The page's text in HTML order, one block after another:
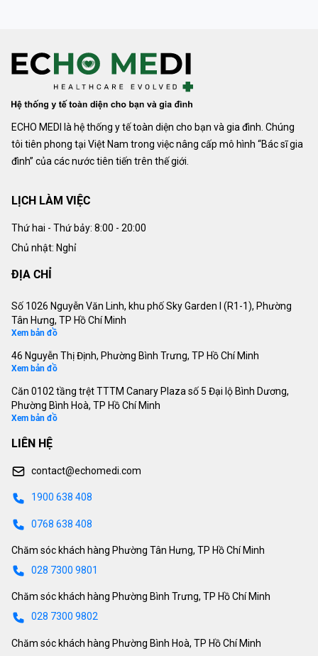
ECHO MEDI là hệ thống y tế toàn diện cho bạn và gia đình. Chúng
tôi tiên phong tại Việt Nam trong việc nâng cấp mô hình “Bác sĩ gia
đình” của các nước tiên tiến trên thế giới.
LỊCH LÀM VIỆC
Thứ hai - Thứ bảy: 8:00 - 20:00
Chủ nhật: Nghỉ
ĐỊA CHỈ
Số 1026 Nguyễn Văn Linh, khu phố Sky Garden I (R1-1), Phường
Tân Hưng, TP Hồ Chí Minh
Xem bản đồ
46 Nguyễn Thị Định, Phường Bình Trưng, TP Hồ Chí Minh
Xem bản đồ
Căn 0102 tầng trệt TTTM Canary Plaza số 5 Đại lộ Bình Dương,
Phường Bình Hoà, TP Hồ Chí Minh
Xem bản đồ
LIÊN HỆ
contact@echomedi.com
1900 638 408
0768 638 408
Chăm sóc khách hàng Phường Tân Hưng, TP Hồ Chí Minh
028 7300 9801
Chăm sóc khách hàng Phường Bình Trưng, TP Hồ Chí Minh
028 7300 9802
Chăm sóc khách hàng Phường Bình Hoà, TP Hồ Chí Minh